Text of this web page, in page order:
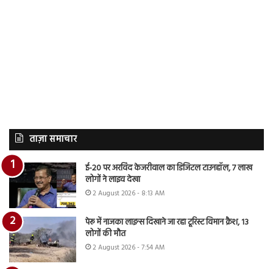
ताज़ा समाचार
ई-20 पर अरविंद केजरीवाल का डिजिटल टाउनहॉल, 7 लाख
लोगों ने लाइव देखा
2 August 2026 - 8:13 AM
पेरू में नाजका लाइन्स दिखाने जा रहा टूरिस्ट विमान क्रैश, 13
लोगों की मौत
2 August 2026 - 7:54 AM